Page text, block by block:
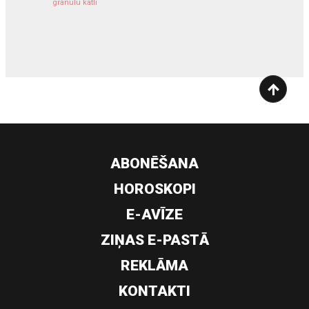
granulu katli
ABONĒŠANA
HOROSKOPI
E-AVĪZE
ZIŅAS E-PASTĀ
REKLĀMA
KONTAKTI